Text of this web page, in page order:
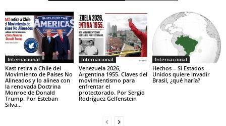
Internacional
Kast retira a Chile del
Movimiento de Países No
Alineados y lo alinea con
la renovada Doctrina
Monroe de Donald
Trump. Por Esteban
Silva...
Internacional
Venezuela 2026,
Argentina 1955. Claves del
movimientismo para
enfrentar el
protectorado. Por Sergio
Rodríguez Gelfenstein
Internacional
Hechos – Si Estados
Unidos quiere invadir
Brasil, ¿qué haría?